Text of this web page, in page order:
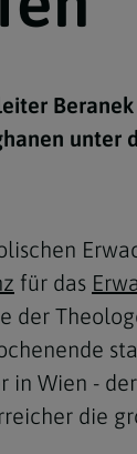
10
7
Trauer
unter
für das
Wien -
die